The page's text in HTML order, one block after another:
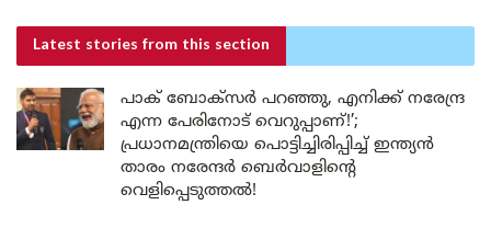
Latest stories from this section
പാക് ബോക്സർ പറഞ്ഞു, എനിക്ക് നരേന്ദ്ര
എന്ന പേരിനോട് വെറുപ്പാണ്!’;
പ്രധാനമന്ത്രിയെ പൊട്ടിച്ചിരിപ്പിച്ച് ഇന്ത്യൻ
താരം നരേന്ദർ ബെർവാളിന്റെ
വെളിപ്പെടുത്തൽ!